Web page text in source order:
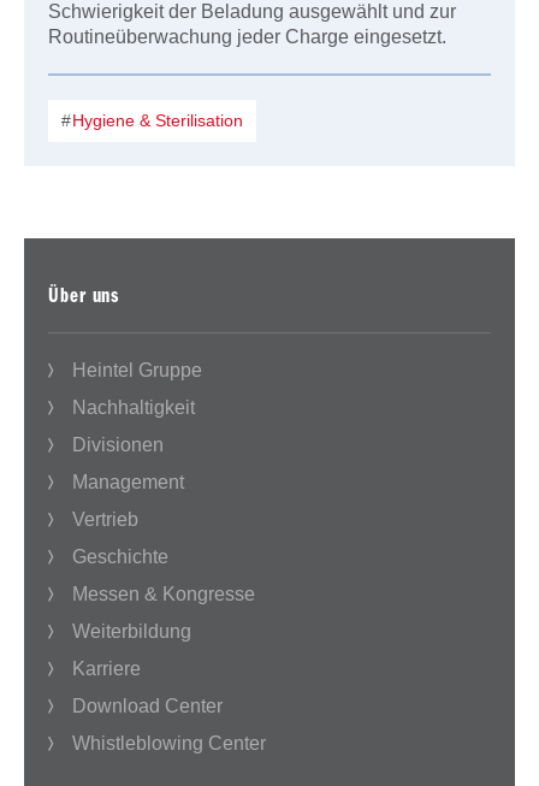
Schwierigkeit der Beladung ausgewählt und zur
Routineüberwachung jeder Charge eingesetzt.
Hygiene & Sterilisation
Über uns
Heintel Gruppe
Nachhaltigkeit
Divisionen
Management
Vertrieb
Geschichte
Messen & Kongresse
Weiterbildung
Karriere
Download Center
Whistleblowing Center